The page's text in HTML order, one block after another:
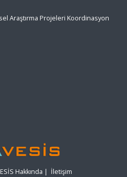
Araştırma Projeleri Koordinasyon
Hakkında | İletişim